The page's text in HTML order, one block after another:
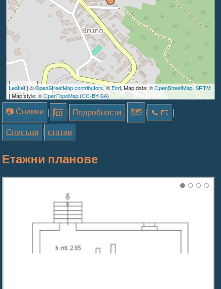
100 m
500 ft
Leaflet| ©OpenStreetMap contributors, ©Esri, Map data: ©OpenStreetMap,SRTM
| Map style: ©OpenTopoMap (CC-BY-SA)
📷 Снимки | | Подробности | 🗺 | 📞︎ 📧 |
Списъци | статии
Етажни планове